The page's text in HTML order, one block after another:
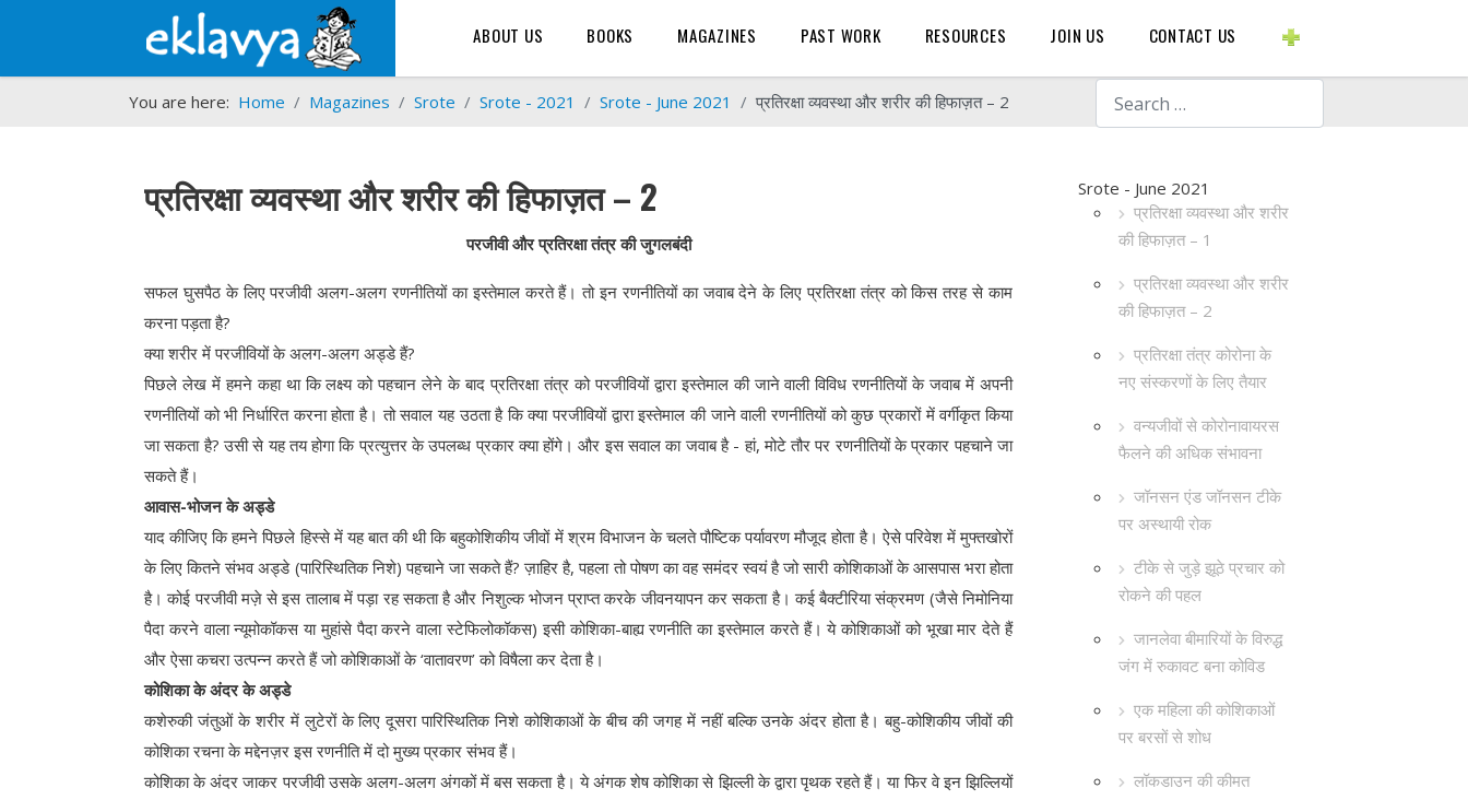
Search
ABOUT US BOOKS MAGAZINES PAST WORK RESOURCES JOIN US CONTACT US
You are here: Home Magazines Srote Srote - 2021 Srote - June 2021 प्रतिरक्षा व्यवस्था और शरीर की हिफाज़त – 2
Srote - June 2021
प्रतिरक्षा व्यवस्था और शरीर
की हिफाज़त – 1
प्रतिरक्षा व्यवस्था और शरीर
की हिफाज़त – 2
प्रतिरक्षा तंत्र कोरोना के
नए संस्करणों के लिए तैयार
वन्यजीवों से कोरोनावायरस
फैलने की अधिक संभावना
जॉनसन एंड जॉनसन टीके
पर अस्थायी रोक
टीके से जुड़े झूठे प्रचार को
रोकने की पहल
जानलेवा बीमारियों के विरुद्ध
जंग में रुकावट बना कोविड
एक महिला की कोशिकाओं
पर बरसों से शोध
लॉकडाउन की कीमत
प्रतिरक्षा व्यवस्था और शरीर की हिफाज़त – 2
परजीवी और प्रतिरक्षा तंत्र की जुगलबंदी
सफल घुसपैठ के लिए परजीवी अलग-अलग रणनीतियों का इस्तेमाल करते हैं। तो इन रणनीतियों का जवाब देने के लिए प्रतिरक्षा तंत्र को किस तरह से काम
करना पड़ता है?
क्या शरीर में परजीवियों के अलग-अलग अड्डे हैं?
पिछले लेख में हमने कहा था कि लक्ष्य को पहचान लेने के बाद प्रतिरक्षा तंत्र को परजीवियों द्वारा इस्तेमाल की जाने वाली विविध रणनीतियों के जवाब में अपनी
रणनीतियों को भी निर्धारित करना होता है। तो सवाल यह उठता है कि क्या परजीवियों द्वारा इस्तेमाल की जाने वाली रणनीतियों को कुछ प्रकारों में वर्गीकृत किया
जा सकता है? उसी से यह तय होगा कि प्रत्युत्तर के उपलब्ध प्रकार क्या होंगे। और इस सवाल का जवाब है - हां, मोटे तौर पर रणनीतियों के प्रकार पहचाने जा
सकते हैं।
आवास-भोजन के अड्डे
याद कीजिए कि हमने पिछले हिस्से में यह बात की थी कि बहुकोशिकीय जीवों में श्रम विभाजन के चलते पौष्टिक पर्यावरण मौजूद होता है। ऐसे परिवेश में मुफ्तखोरों
के लिए कितने संभव अड्डे (पारिस्थितिक निशे) पहचाने जा सकते हैं? ज़ाहिर है, पहला तो पोषण का वह समंदर स्वयं है जो सारी कोशिकाओं के आसपास भरा होता
है। कोई परजीवी मज़े से इस तालाब में पड़ा रह सकता है और निशुल्क भोजन प्राप्त करके जीवनयापन कर सकता है। कई बैक्टीरिया संक्रमण (जैसे निमोनिया
पैदा करने वाला न्यूमोकॉकस या मुहांसे पैदा करने वाला स्टेफिलोकॉकस) इसी कोशिका-बाह्य रणनीति का इस्तेमाल करते हैं। ये कोशिकाओं को भूखा मार देते हैं
और ऐसा कचरा उत्पन्न करते हैं जो कोशिकाओं के ‘वातावरण’ को विषैला कर देता है।
कोशिका के अंदर के अड्डे
कशेरुकी जंतुओं के शरीर में लुटेरों के लिए दूसरा पारिस्थितिक निशे कोशिकाओं के बीच की जगह में नहीं बल्कि उनके अंदर होता है। बहु-कोशिकीय जीवों की
कोशिका रचना के मद्देनज़र इस रणनीति में दो मुख्य प्रकार संभव हैं।
कोशिका के अंदर जाकर परजीवी उसके अलग-अलग अंगकों में बस सकता है। ये अंगक शेष कोशिका से झिल्ली के द्वारा पृथक रहते हैं। या फिर वे इन झिल्लियों